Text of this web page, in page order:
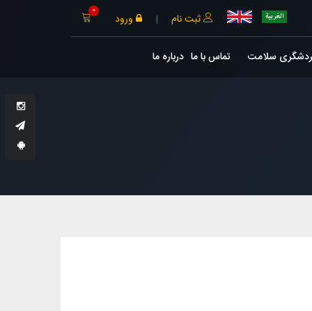
ثبت نام | ورود
0
سلامت تماس با ما درباره ما